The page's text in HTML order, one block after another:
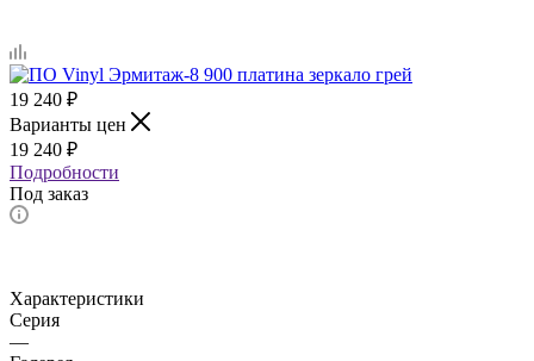
19 240 ₽
Варианты цен
19 240 ₽
Подробности
Под заказ
Характеристики
Серия
—